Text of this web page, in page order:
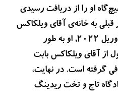
او را از دریافت رسیدی
به خانه‌ی آقای ویلکاکس
می‌رفت .بین نوامبر 2021 و آوریل 2022, او به طور
از آقای ویلکاکس بابت
گرفته است. در نهایت،
ژانویه به دادگاه تاج و تخت ریدینگ